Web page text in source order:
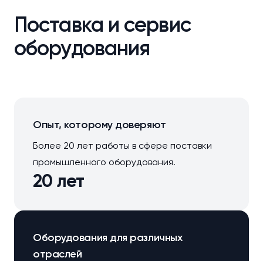
Поставка и сервис
оборудования
20 лет
Опыт, которому доверяют
Более 20 лет работы в сфере поставки
промышленного оборудования.
Оборудования для различных
отраслей